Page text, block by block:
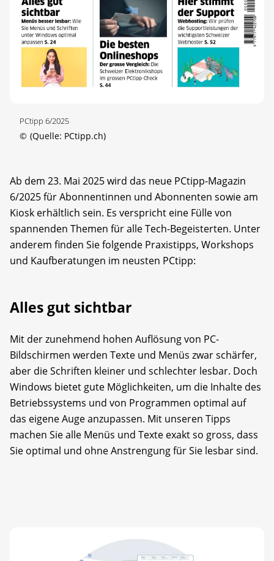
PCtipp 6/2025
© (Quelle: PCtipp.ch)
Ab dem 23. Mai 2025 wird das neue PCtipp-Magazin
6/2025 für Abonnentinnen und Abonnenten sowie am
Kiosk erhältlich sein. Es verspricht eine Fülle von
spannenden Themen für alle Tech-Begeisterten. Unter
anderem finden Sie folgende Praxistipps, Workshops
und Kaufberatungen im neusten PCtipp:
Alles gut sichtbar
Mit der zunehmend hohen Auflösung von PC-
Bildschirmen werden Texte und Menüs zwar schärfer,
aber die Schriften kleiner und schlechter lesbar. Doch
Windows bietet gute Möglichkeiten, um die Inhalte des
Betriebssystems und von Programmen optimal auf
das eigene Auge anzupassen. Mit unseren Tipps
machen Sie alle Menüs und Texte exakt so gross, dass
Sie optimal und ohne Anstrengung für Sie lesbar sind.